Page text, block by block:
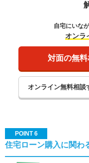
自宅にいな
オンラ
対面の無料
オンライン無料相談
POINT 6
住宅ローン購入に関わ